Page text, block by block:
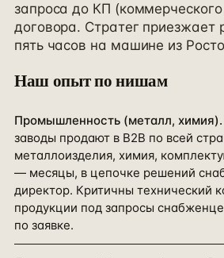
запроса до КП
договора. Стратег приезжает
пять часов на машине из
Наш опыт по нишам
Промышленность (металл, химия).
заводы продают в B2B по всей
металлоизделия, химия,
— месяцы, в цепочке решений
директор. Критичны технический
продукции под запросы
по заявке.